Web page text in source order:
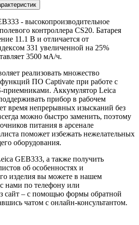
- высокопроизводительное
контроллера CS20. Батарея
11.1 В и отличается от
331 увеличенной на 25%
3500 мА/ч.
реализовать множество
ПО Captivate при работе с
приемниками. Аккумулятор Leica
прибор в рабочем
время непрерывных изысканий без
можно быстро заменить, поэтому
питания в арсенале
поможет избежать нежелательных
оборудования.
GEB333, а также получить
об особенностях и
изделия вы можете в нашем
нами по телефону или
сайт – с помощью формы обратной
чатом с онлайн-консультантом.